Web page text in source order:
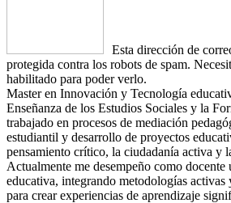
Esta dirección de
protegida contra los robots de spam.
habilitado para poder verlo.
Master en Innovación y Tecnología
Enseñanza de los Estudios Sociales y la
trabajado en procesos de mediación
estudiantil y desarrollo de proyectos
pensamiento crítico, la ciudadanía activa y
Actualmente me desempeño como
educativa, integrando metodologías activas
para crear experiencias de aprendizaje